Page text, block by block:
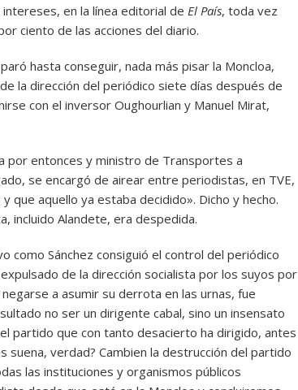
en la línea editorial de El País, toda vez
ciento de las acciones del diario.
hasta conseguir, nada más pisar la Moncloa,
la dirección del periódico siete días después de
con el inversor Oughourlian y Manuel Mirat,
por entonces y ministro de Transportes a
se encargó de airear entre periodistas, en TVE,
que aquello ya estaba decidido». Dicho y hecho.
incluido Alandete, era despedida.
como Sánchez consiguió el control del periódico
de la dirección socialista por los suyos por
a asumir su derrota en las urnas, fue
no ser un dirigente cabal, sino un insensato
partido que con tanto desacierto ha dirigido, antes
suena, verdad? Cambien la destrucción del partido
las instituciones y organismos públicos